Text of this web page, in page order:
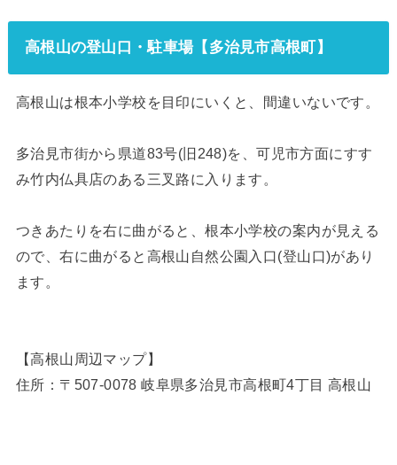
高根山の登山口・駐車場【多治見市高根町】
高根山は根本小学校を目印にいくと、間違いないです。
多治見市街から県道83号(旧248)を、可児市方面にすす
み竹内仏具店のある三叉路に入ります。
つきあたりを右に曲がると、根本小学校の案内が見える
ので、右に曲がると高根山自然公園入口(登山口)があり
ます。
【高根山周辺マップ】
住所：〒507‐0078 岐阜県多治見市高根町4丁目 高根山